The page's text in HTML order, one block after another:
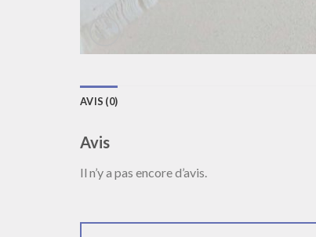
AVIS (0)
Avis
Il n’y a pas encore d’avis.